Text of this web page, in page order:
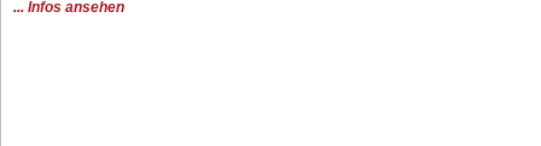
... Infos ansehen